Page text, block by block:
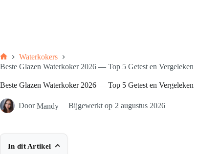
Waterkokers
Beste Glazen Waterkoker 2026 — Top 5 Getest en Vergeleken
Beste Glazen Waterkoker 2026 — Top 5 Getest en Vergeleken
Door Mandy Bijgewerkt op 2 augustus 2026
In dit Artikel